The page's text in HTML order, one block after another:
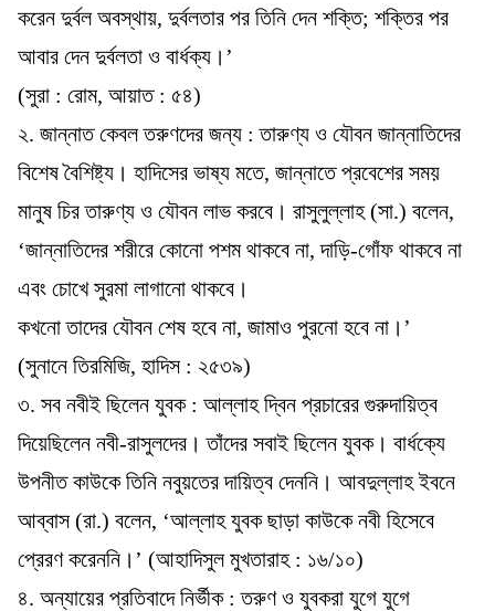
করেন দুর্বল অবস্থায়, দুর্বলতার পর তিনি দেন শক্তি; শক্তির পর
আবার দেন দুর্বলতা ও বার্ধক্য।’
(সুরা : রোম, আয়াত : ৫৪)
২. জান্নাত কেবল তরুণদের জন্য : তারুণ্য ও যৌবন জান্নাতিদের
বিশেষ বৈশিষ্ট্য। হাদিসের ভাষ্য মতে, জান্নাতে প্রবেশের সময়
মানুষ চির তারুণ্য ও যৌবন লাভ করবে। রাসুলুল্লাহ (সা.) বলেন,
‘জান্নাতিদের শরীরে কোনো পশম থাকবে না, দাড়ি-গোঁফ থাকবে না
এবং চোখে সুরমা লাগানো থাকবে।
কখনো তাদের যৌবন শেষ হবে না, জামাও পুরনো হবে না।’
(সুনানে তিরমিজি, হাদিস : ২৫৩৯)
৩. সব নবীই ছিলেন যুবক : আল্লাহ দ্বিন প্রচারের গুরুদায়িত্ব
দিয়েছিলেন নবী-রাসুলদের। তাঁদের সবাই ছিলেন যুবক। বার্ধক্যে
উপনীত কাউকে তিনি নবুয়তের দায়িত্ব দেননি। আবদুল্লাহ ইবনে
আব্বাস (রা.) বলেন, ‘আল্লাহ যুবক ছাড়া কাউকে নবী হিসেবে
প্রেরণ করেননি।’ (আহাদিসুল মুখতারাহ : ১৬/১০)
৪. অন্যায়ের প্রতিবাদে নির্ভীক : তরুণ ও যুবকরা যুগে যুগে